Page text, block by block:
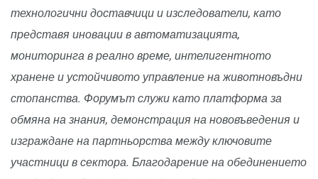
технологични доставчици и изследователи, като
представя иновации в автоматизацията,
мониторинга в реално време, интелигентното
хранене и устойчивото управление на животновъдни
стопанства. Форумът служи като платформа за
обмяна на знания, демонстрация на нововъведения и
изграждане на партньорства между ключовите
участници в сектора. Благодарение на обединението